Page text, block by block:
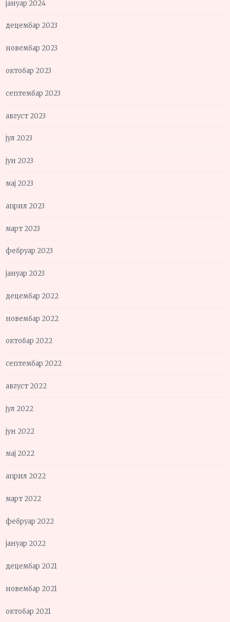
јануар 2024
децембар 2023
новембар 2023
октобар 2023
септембар 2023
август 2023
јул 2023
јун 2023
мај 2023
април 2023
март 2023
фебруар 2023
јануар 2023
децембар 2022
новембар 2022
октобар 2022
септембар 2022
август 2022
јул 2022
јун 2022
мај 2022
април 2022
март 2022
фебруар 2022
јануар 2022
децембар 2021
новембар 2021
октобар 2021